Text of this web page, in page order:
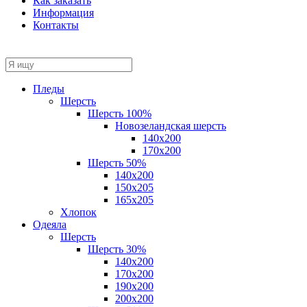
Информация
Контакты
Пледы
Шерсть
Шерсть 100%
Новозеландская шерсть
140х200
170x200
Шерсть 50%
140x200
150х205
165х205
Хлопок
Одеяла
Шерсть
Шерсть 30%
140х200
170х200
190х200
200х200